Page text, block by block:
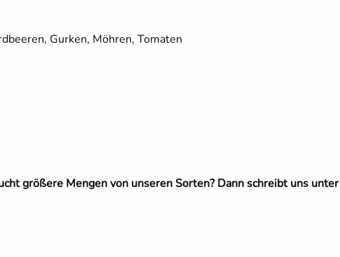
Gurken, Möhren, Tomaten
größere Mengen von unseren Sorten? Dann schreibt uns unter